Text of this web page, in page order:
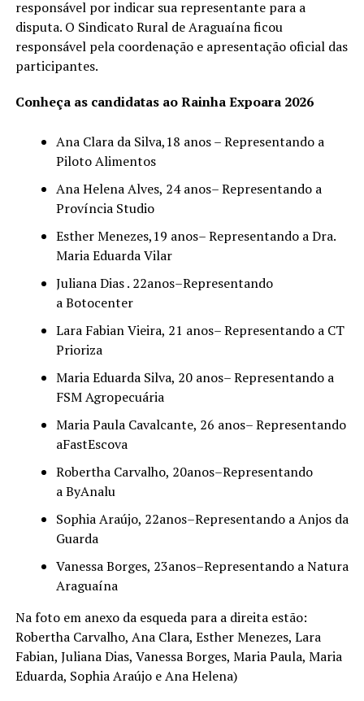
responsável por indicar sua representante para a
disputa. O Sindicato Rural de Araguaína ficou
responsável pela coordenação e apresentação oficial das
participantes.
Conheça as candidatas ao Rainha Expoara 2026
Ana Clara da Silva,18 anos – Representando a
Piloto Alimentos
Ana Helena Alves, 24 anos– Representando a
Província Studio
Esther Menezes,19 anos– Representando a Dra.
Maria Eduarda Vilar
Juliana Dias . 22anos–Representando
a Botocenter
Lara Fabian Vieira, 21 anos– Representando a CT
Prioriza
Maria Eduarda Silva, 20 anos– Representando a
FSM Agropecuária
Maria Paula Cavalcante, 26 anos– Representando
aFastEscova
Robertha Carvalho, 20anos–Representando
a ByAnalu
Sophia Araújo, 22anos–Representando a Anjos da
Guarda
Vanessa Borges, 23anos–Representando a Natura
Araguaína
Na foto em anexo da esqueda para a direita estão:
Robertha Carvalho, Ana Clara, Esther Menezes, Lara
Fabian, Juliana Dias, Vanessa Borges, Maria Paula, Maria
Eduarda, Sophia Araújo e Ana Helena)